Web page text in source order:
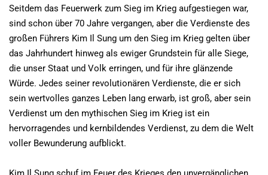
Seitdem das Feuerwerk zum Sieg im Krieg aufgestiegen war,
sind schon über 70 Jahre vergangen, aber die Verdienste des
großen Führers Kim Il Sung um den Sieg im Krieg gelten über
das Jahrhundert hinweg als ewiger Grundstein für alle Siege,
die unser Staat und Volk erringen, und für ihre glänzende
Würde. Jedes seiner revolutionären Verdienste, die er sich
sein wertvolles ganzes Leben lang erwarb, ist groß, aber sein
Verdienst um den mythischen Sieg im Krieg ist ein
hervorragendes und kernbildendes Verdienst, zu dem die Welt
voller Bewunderung aufblickt.